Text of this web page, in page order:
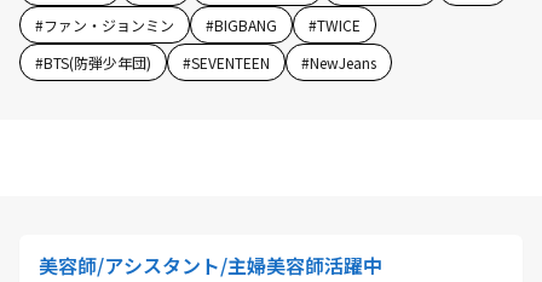
#ファン・ジョンミン #BIGBANG #TWICE
#BTS(防弾少年団) #SEVENTEEN #NewJeans
美容師/アシスタント/主婦美容師活躍中